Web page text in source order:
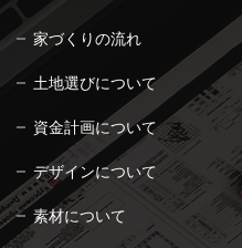
家づくりの流れ
土地選びについて
資金計画について
デザインについて
素材について